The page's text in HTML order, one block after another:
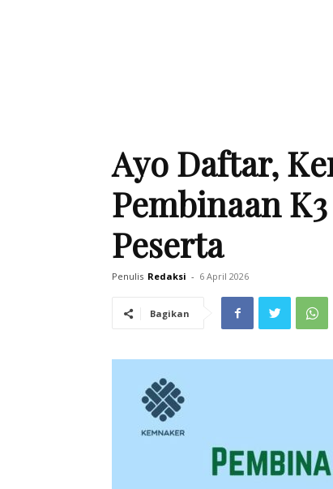
Ayo Daftar,
Pembinaan
Peserta
Penulis Redaksi - 6 April 2026
Bagikan